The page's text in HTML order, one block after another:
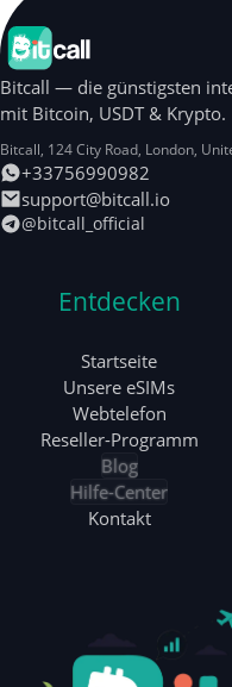
Bitcall — die günstigsten
mit Bitcoin, USDT & Krypto.
Bitcall, 124 City Road, London,
+33756990982
support@bitcall.io
@bitcall_official
Entdecken
Startseite
Unsere eSIMs
Webtelefon
Reseller-Programm
Blog
Hilfe-Center
Kontakt